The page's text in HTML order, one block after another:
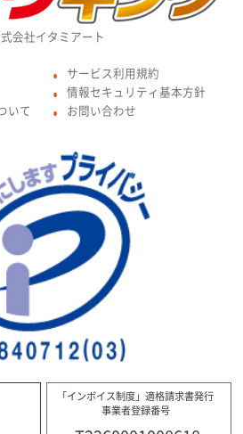
会社イタミアート
いて
● サービス利用規約
● 情報セキュリティ基本方針
● お問い合わせ
「インボイス制度」適格請求書発行
事業者登録番号